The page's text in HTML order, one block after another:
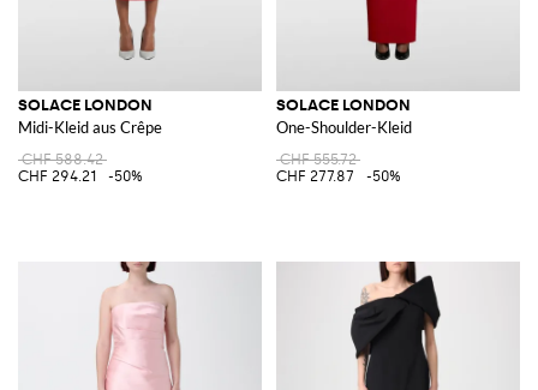
SOLACE LONDON
Midi-Kleid aus Crêpe
CHF 588.42
CHF 294.21
-50%
SOLACE LONDON
One-Shoulder-Kleid
CHF 555.72
CHF 277.87
-50%